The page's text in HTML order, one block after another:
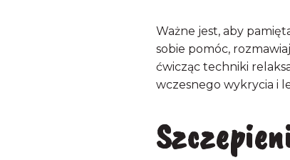
Ważne jest, aby
sobie pomóc,
ćwicząc techniki
wczesnego wykrycia i